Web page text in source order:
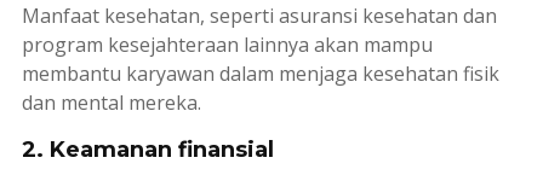
Manfaat kesehatan, seperti asuransi kesehatan dan
program kesejahteraan lainnya akan mampu
membantu karyawan dalam menjaga kesehatan fisik
dan mental mereka.
2. Keamanan finansial